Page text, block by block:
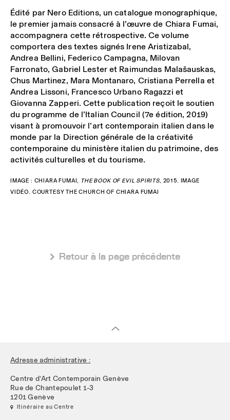
Édité par Nero Editions, un catalogue monographique,
le premier jamais consacré à l’œuvre de Chiara Fumai,
accompagnera cette rétrospective. Ce volume
comportera des textes signés Irene Aristizabal,
Andrea Bellini, Federico Campagna, Milovan
Farronato, Gabriel Lester et Raimundas Malašauskas,
Chus Martinez, Mara Montanaro, Cristiana Perrella et
Andrea Lissoni, Francesco Urbano Ragazzi et
Giovanna Zapperi. Cette publication reçoit le soutien
du programme de l’Italian Council (7e édition, 2019)
visant à promouvoir l’art contemporain italien dans le
monde par la Direction générale de la créativité
contemporaine du ministère italien du patrimoine, des
activités culturelles et du tourisme.
IMAGE : CHIARA FUMAI, THE BOOK OF EVIL SPIRITS, 2015. IMAGE
VIDÉO. COURTESY THE CHURCH OF CHIARA FUMAI
 Retour à la page précédente
Adresse administrative :
Centre d’Art Contemporain Genève
Rue de Chantepoulet 1-3
1201 Genève
 Itinéraire au Centre